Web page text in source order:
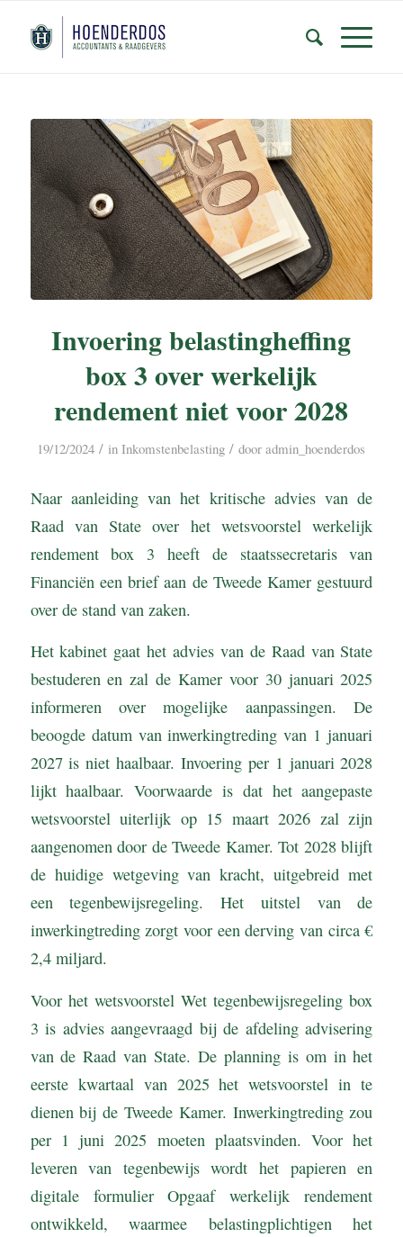
Invoering belastingheffing
box 3 over werkelijk
rendement niet voor 2028
19/12/2024 / inInkomstenbelasting / dooradmin_hoenderdos
Naar aanleiding van het kritische advies van de
Raad van State over het wetsvoorstel werkelijk
rendement box 3 heeft de staatssecretaris van
Financiën een brief aan de Tweede Kamer gestuurd
over de stand van zaken.
Het kabinet gaat het advies van de Raad van State
bestuderen en zal de Kamer voor 30 januari 2025
informeren over mogelijke aanpassingen. De
beoogde datum van inwerkingtreding van 1 januari
2027 is niet haalbaar. Invoering per 1 januari 2028
lijkt haalbaar. Voorwaarde is dat het aangepaste
wetsvoorstel uiterlijk op 15 maart 2026 zal zijn
aangenomen door de Tweede Kamer. Tot 2028 blijft
de huidige wetgeving van kracht, uitgebreid met
een tegenbewijsregeling. Het uitstel van de
inwerkingtreding zorgt voor een derving van circa €
2,4 miljard.
Voor het wetsvoorstel Wet tegenbewijsregeling box
3 is advies aangevraagd bij de afdeling advisering
van de Raad van State. De planning is om in het
eerste kwartaal van 2025 het wetsvoorstel in te
dienen bij de Tweede Kamer. Inwerkingtreding zou
per 1 juni 2025 moeten plaatsvinden. Voor het
leveren van tegenbewijs wordt het papieren en
digitale formulier Opgaaf werkelijk rendement
ontwikkeld, waarmee belastingplichtigen het